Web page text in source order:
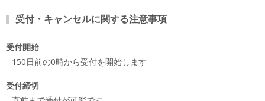
受付・キャンセルに関する注意事項
受付開始
150日前の0時から受付を開始します
受付締切